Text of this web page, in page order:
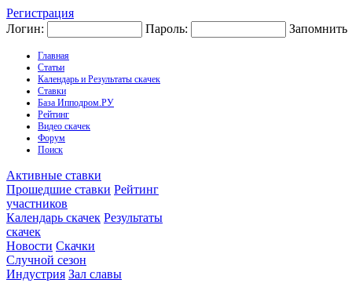
Регистрация
Логин:
Пароль: Запомнить
Главная
Статьи
Календарь и Результаты скачек
Ставки
База Ипподром.РУ
Рейтинг
Видео скачек
Форум
Поиск
Активные ставки
Прошедшие ставки Рейтинг
участников
Календарь скачек Результаты
скачек
Новости Скачки
Случной сезон
Индустрия Зал славы